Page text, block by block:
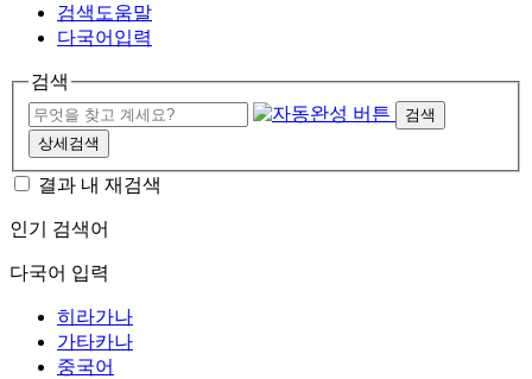
검색도움말
다국어입력
검색
검색
상세검색
결과 내 재검색
인기 검색어
다국어 입력
히라가나
가타카나
중국어